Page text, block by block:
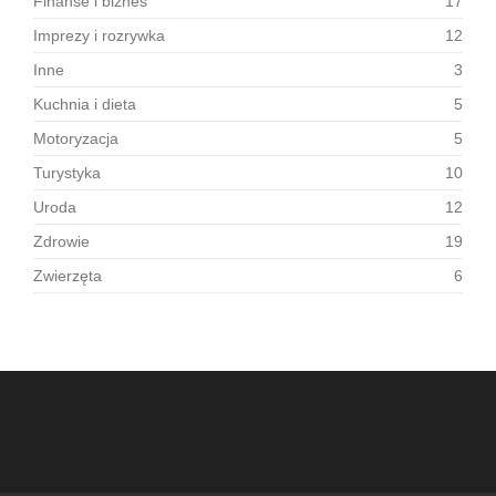
Imprezy i rozrywka
12
Inne
3
Kuchnia i dieta
5
Motoryzacja
5
Turystyka
10
Uroda
12
Zdrowie
19
Zwierzęta
6